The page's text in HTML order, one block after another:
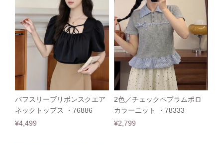
パフスリーブリボンスクエア
ネックトップス ・76886
¥4,499
2色／チェックペプラムポロ
カラーニット ・78333
¥2,799